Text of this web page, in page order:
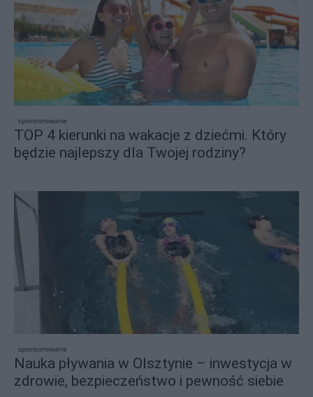
sponsorowane
TOP 4 kierunki na wakacje z dziećmi. Który
będzie najlepszy dla Twojej rodziny?
sponsorowane
Nauka pływania w Olsztynie – inwestycja w
zdrowie, bezpieczeństwo i pewność siebie